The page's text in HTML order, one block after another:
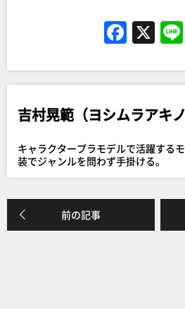
F
c
e
b
o
o
k
X
吉村晃範（ヨシムラアキノ
キャラクタープラモデルで活躍する
装でジャンルを問わず手掛ける。
前の記事